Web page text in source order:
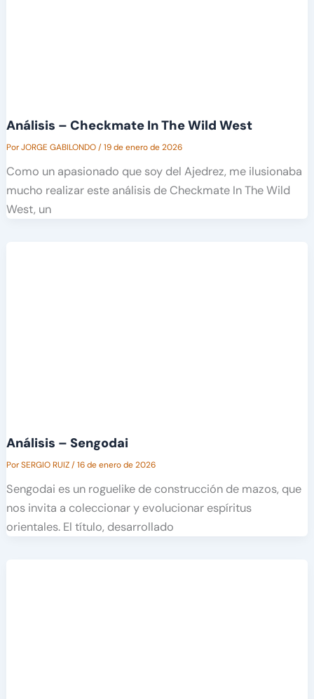
Análisis – Checkmate In The Wild West
PorJORGE GABILONDO/19 de enero de 2026
Como un apasionado que soy del Ajedrez, me ilusionaba
mucho realizar este análisis de Checkmate In The Wild
West, un
Análisis – Sengodai
PorSERGIO RUIZ/16 de enero de 2026
Sengodai es un roguelike de construcción de mazos, que
nos invita a coleccionar y evolucionar espíritus
orientales. El título, desarrollado